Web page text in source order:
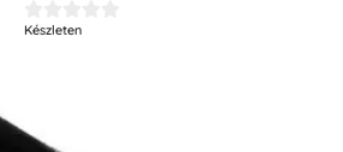
Készleten